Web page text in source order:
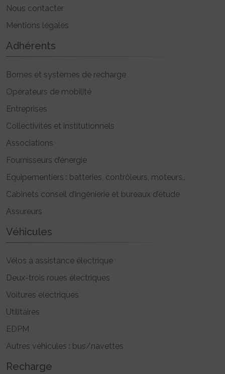
Nous contacter
Mentions légales
Adhérents
Bornes et systèmes de recharge
Opérateurs de mobilité
Entreprises
Collectivités et institutionnels
Associations
Fournisseurs d’énergie
Equipementiers : batteries, contrôleurs, moteurs..
Cabinets conseil d’ingénierie et bureaux d’étude
Assureurs
Véhicules
Vélos à assistance électrique
Deux-trois roues électriques
Voitures électriques
Utilitaires
EDPM
Autres véhicules : bus/navettes
Recharge